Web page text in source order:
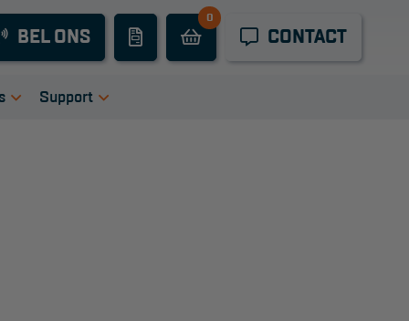
BEL ONS
0
CONTACT
Industrieel
onderhoud
Support